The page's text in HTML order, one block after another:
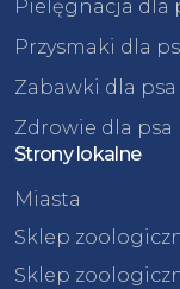
Pielęgnacja dla
Przysmaki dla
Zabawki dla psa
Zdrowie dla psa
Strony lokalne
Miasta
Sklep
Sklep